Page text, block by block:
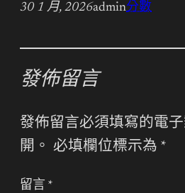
30 1 月, 2026admin分數
發佈留言
發佈留言必須填寫的電
開。 必填欄位標示為 *
留言 *